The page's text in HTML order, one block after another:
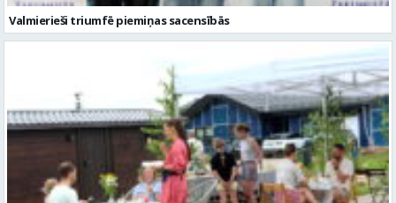
Valmierieši triumfē piemiņas sacensībās